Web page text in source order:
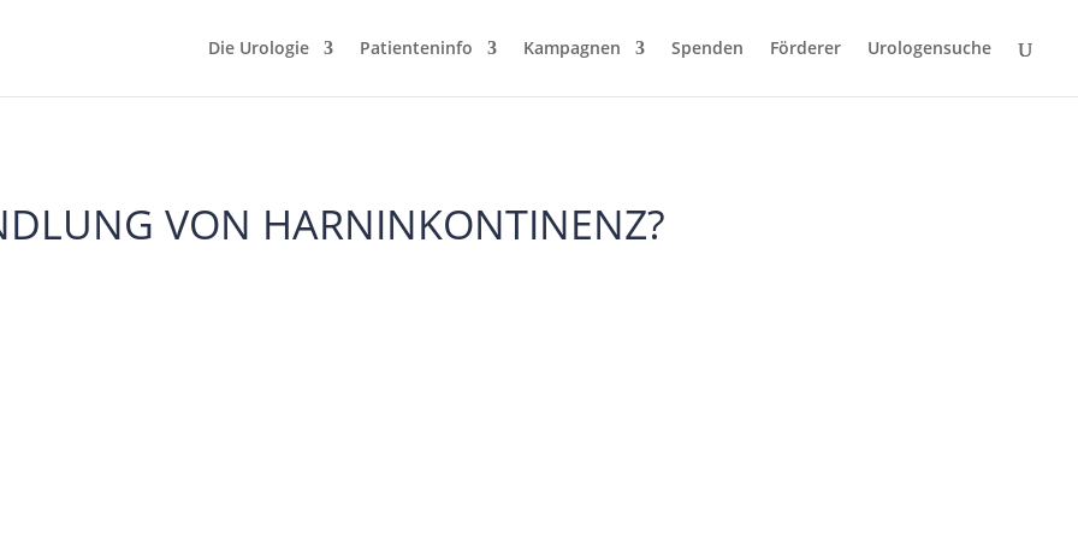
Die Urologie Patienteninfo Kampagnen Spenden Förderer Urologensuche
VON HARNINKONTINENZ?